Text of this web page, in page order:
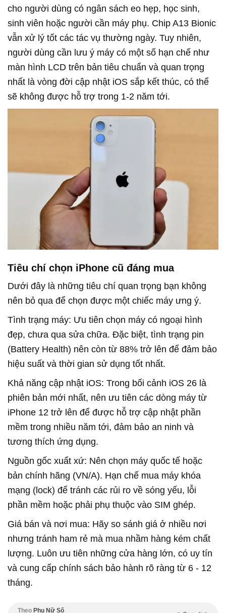
cho người dùng có ngân sách eo hẹp, học sinh,
sinh viên hoặc người cần máy phụ. Chip A13 Bionic
vẫn xử lý tốt các tác vụ thường ngày. Tuy nhiên,
người dùng cần lưu ý máy có một số hạn chế như
màn hình LCD trên bản tiêu chuẩn và quan trọng
nhất là vòng đời cập nhật iOS sắp kết thúc, có thể
sẽ không được hỗ trợ trong 1-2 năm tới.
Tiêu chí chọn iPhone cũ đáng mua
Dưới đây là những tiêu chí quan trọng bạn không
nên bỏ qua để chọn được một chiếc máy ưng ý.
Tình trạng máy: Ưu tiên chọn máy có ngoại hình
đẹp, chưa qua sửa chữa. Đặc biệt, tình trạng pin
(Battery Health) nên còn từ 88% trở lên để đảm bảo
hiệu suất và thời gian sử dụng tốt nhất.
Khả năng cập nhật iOS: Trong bối cảnh iOS 26 là
phiên bản mới nhất, nên ưu tiên các dòng máy từ
iPhone 12 trở lên để được hỗ trợ cập nhật phần
mềm trong nhiều năm tới, đảm bảo an ninh và
tương thích ứng dụng.
Nguồn gốc xuất xứ: Nên chọn máy quốc tế hoặc
bản chính hãng (VN/A). Hạn chế mua máy khóa
mạng (lock) để tránh các rủi ro về sóng yếu, lỗi
phần mềm hoặc phải phụ thuộc vào SIM ghép.
Giá bán và nơi mua: Hãy so sánh giá ở nhiều nơi
nhưng tránh ham rẻ mà mua nhầm hàng kém chất
lượng. Luôn ưu tiên những cửa hàng lớn, có uy tín
và cung cấp chính sách bảo hành rõ ràng từ 6 - 12
tháng.
Theo Phụ Nữ Số